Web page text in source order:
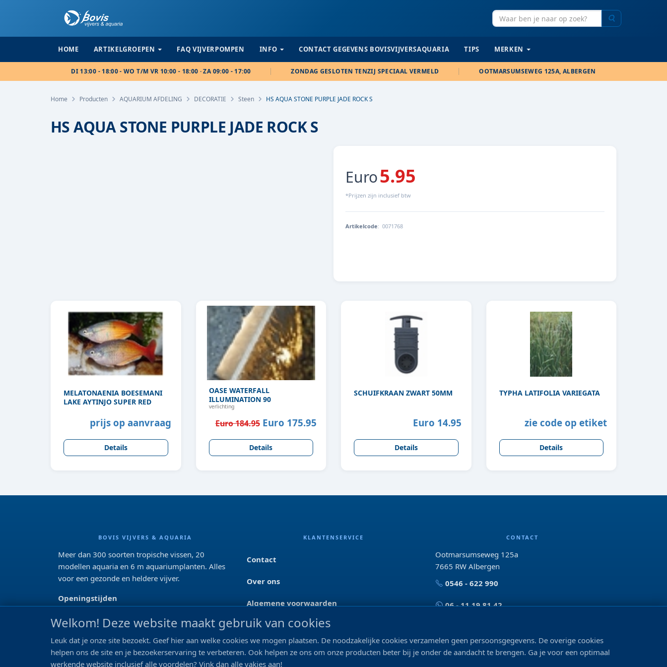
HOME ARTIKELGROEPEN FAQ VIJVERPOMPEN INFO CONTACT GEGEVENS BOVISVIJVERSAQUARIA TIPS MERKEN
DI 13:00 - 18:00 - WO T/M VR 10:00 - 18:00 · ZA 09:00 - 17:00 ZONDAG GESLOTEN TENZIJ SPECIAAL VERMELD OOTMARSUMSEWEG 125A, ALBERGEN
Home Producten AQUARIUM AFDELING DECORATIE Steen HS AQUA STONE PURPLE JADE ROCK S
HS AQUA STONE PURPLE JADE ROCK S
Euro5.95
*Prijzen zijn inclusief btw
Artikelcode: 0071768
MELATONAENIA BOESEMANI
LAKE AYTINJO SUPER RED
prijs op aanvraag
Details
OASE WATERFALL
ILLUMINATION 90
verlichting
Euro 184.95Euro 175.95
Details
SCHUIFKRAAN ZWART 50MM
Euro 14.95
Details
TYPHA LATIFOLIA VARIEGATA
zie code op etiket
Details
BOVIS VIJVERS & AQUARIA
Meer dan 300 soorten tropische vissen, 20
modellen aquaria en 6 m aquariumplanten. Alles
voor een gezonde en heldere vijver.
Openingstijden
Di 13:00 - 18:00 Wo-Vr: 10:00 - 18:00
Za: 09:00 - 17:00
REVIEWS
KLANTENSERVICE
Contact
Over ons
Algemene voorwaarden
Privacyverklaring
Blog & tips
CONTACT
Ootmarsumseweg 125a
7665 RW Albergen
0546 - 622 990
06 - 11 19 81 42
VOLG ONS
Welkom! Deze website maakt gebruik van cookies
Leuk dat je onze site bezoekt. Geef hier aan welke cookies we mogen plaatsen. De noodzakelijke cookies verzamelen geen persoonsgegevens. De overige cookies
helpen ons de site en je bezoekerservaring te verbeteren. Ook helpen ze ons om onze producten beter bij je onder de aandacht te brengen. Ga je voor een optimaal
werkende website inclusief alle voordelen? Vink dan alle vakjes aan!